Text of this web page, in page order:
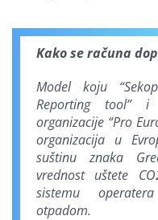
Kako se računa
Model koju
Reporting tool”
organizacije “Pro
organizacija u
suštinu znaka
vrednost uštete
sistemu
otpadom.